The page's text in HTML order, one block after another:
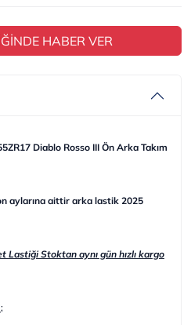
HABER VER
Diablo Rosso III Ön Arka Takım
aylarına aittir arka lastik 2025
Lastiği Stoktan aynı gün hızlı kargo